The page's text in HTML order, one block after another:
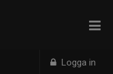
Logga in